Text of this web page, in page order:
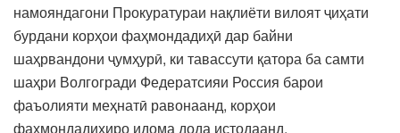
намояндагони Прокуратураи нақлиёти вилоят ҷиҳати
бурдани корҳои фаҳмондадиҳӣ дар байни
шаҳрвандони ҷумҳурӣ, ки тавассути қатора ба самти
шаҳри Волгогради Федератсияи Россия барои
фаъолияти меҳнатӣ равонаанд, корҳои
фаҳмондадиҳиро идома дода истодаанд.